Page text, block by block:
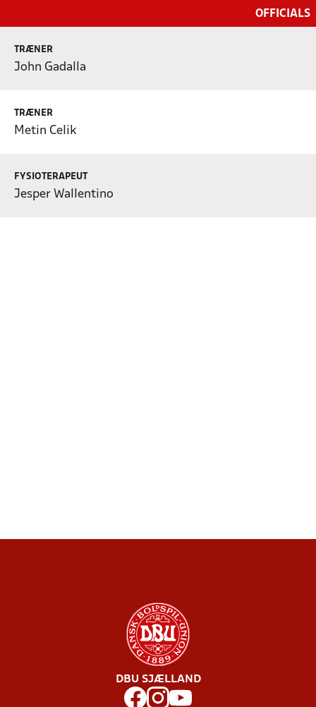
OFFICIALS
TRÆNER
John Gadalla
TRÆNER
Metin Celik
FYSIOTERAPEUT
Jesper Wallentino
DBU SJÆLLAND